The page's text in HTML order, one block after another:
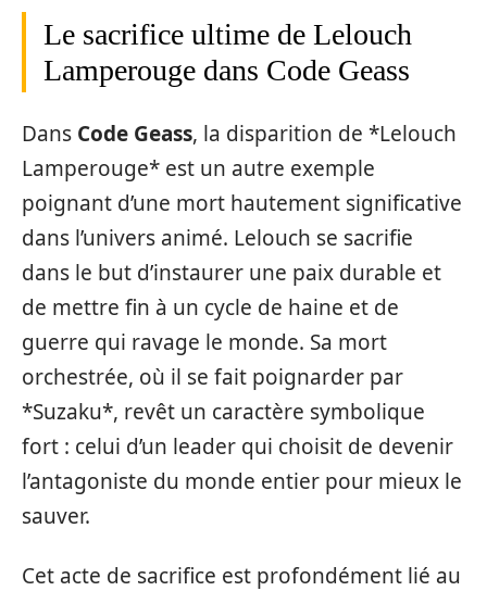
Le sacrifice ultime de Lelouch
Lamperouge dans Code Geass
Dans Code Geass, la disparition de *Lelouch
Lamperouge* est un autre exemple
poignant d’une mort hautement significative
dans l’univers animé. Lelouch se sacrifie
dans le but d’instaurer une paix durable et
de mettre fin à un cycle de haine et de
guerre qui ravage le monde. Sa mort
orchestrée, où il se fait poignarder par
*Suzaku*, revêt un caractère symbolique
fort : celui d’un leader qui choisit de devenir
l’antagoniste du monde entier pour mieux le
sauver.
Cet acte de sacrifice est profondément lié au